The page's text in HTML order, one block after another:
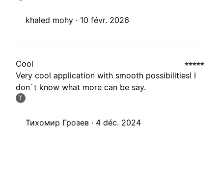
khaled mohy · 10 févr. 2026
Cool
Very cool application with smooth possibilities! I
don`t know what more can be say.
Т
Тихомир Грозев · 4 déc. 2024